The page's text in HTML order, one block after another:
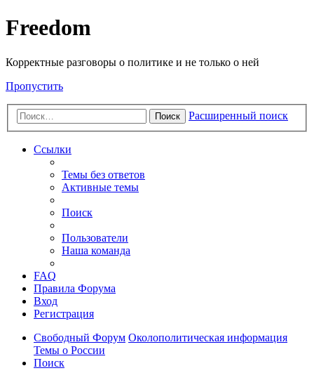
Freedom
Корректные разговоры о политике и не только о ней
Пропустить
Поиск Расширенный поиск
Ссылки
Темы без ответов
Активные темы
Поиск
Пользователи
Наша команда
FAQ
Правила Форума
Вход
Регистрация
Свободный Форум Околополитическая информация
Темы о России
Поиск